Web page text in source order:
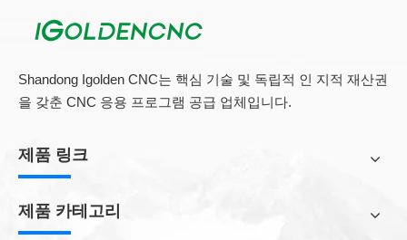
6) 오일 윤활 시스템. 추가 시간을 저장할 수 있습니다. 그 동안 기
계의 수명을 연장시킵니다.
1) 가구 : 플레이트, 사무용 가구, 문, 캐비닛.
3) 기판 가공 : 플라스틱 절연 화학 성분, PCB, 차체,
Shandong Igolden CNC는 핵심 기술 및 독립적 인 지적 재산권
을 갖춘 CNC 응용 프로그램 공급 업체입니다.
제품 링크
제품 카테고리